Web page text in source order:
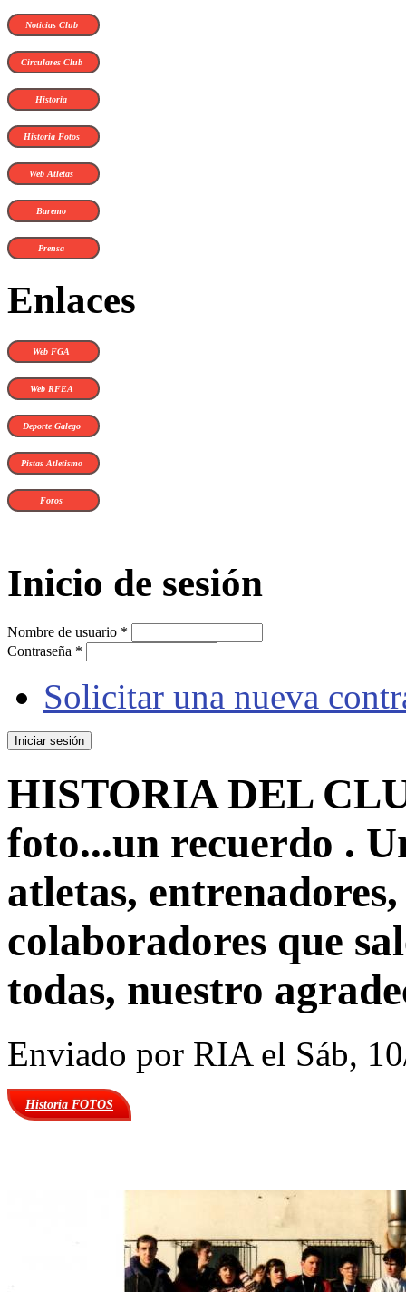
Noticias Club
Circulares Club
Historia
Historia Fotos
Web Atletas
Baremo
Prensa
Enlaces
Web FGA
Web RFEA
Deporte Galego
Pistas Atletismo
Foros
Inicio de sesión
Nombre de usuario *
Contraseña *
Solicitar una nueva
HISTORIA DEL
foto...un recuerdo .
atletas,
colaboradores que
todas, nuestro
Enviado por RIAel Sáb,
Historia FOTOS